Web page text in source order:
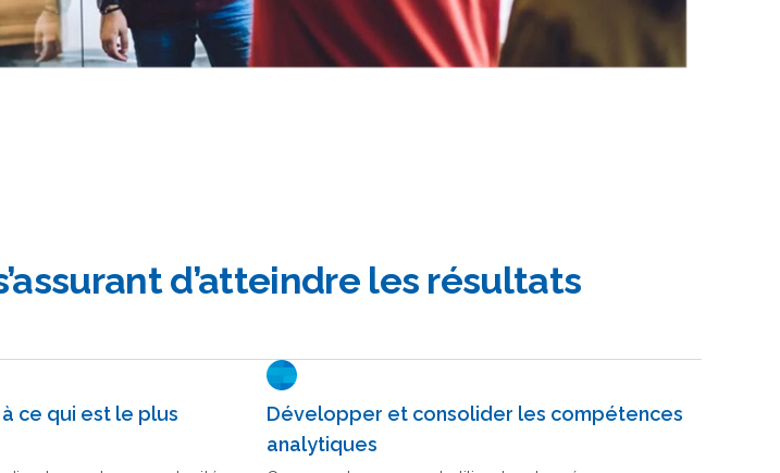
d’atteindre les résultats
ce qui est le plus
Développer et consolider les compétences
analytiques